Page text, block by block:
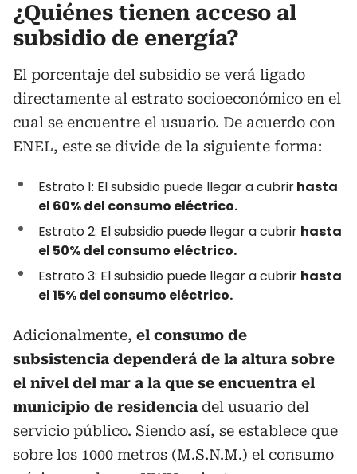
¿Quiénes tienen acceso al
subsidio de energía?
El porcentaje del subsidio se verá ligado
directamente al estrato socioeconómico en el
cual se encuentre el usuario. De acuerdo con
ENEL, este se divide de la siguiente forma:
Estrato 1: El subsidio puede llegar a cubrirhasta
el 60% del consumo eléctrico.
Estrato 2: El subsidio puede llegar a cubrir hasta
el 50% del consumo eléctrico.
Estrato 3: El subsidio puede llegar a cubrir hasta
el 15% del consumo eléctrico.
Adicionalmente, el consumo de
subsistencia dependerá de la altura sobre
el nivel del mar a la que se encuentra el
municipio de residencia del usuario del
servicio público. Siendo así, se establece que
sobre los 1000 metros (M.S.N.M.) el consumo